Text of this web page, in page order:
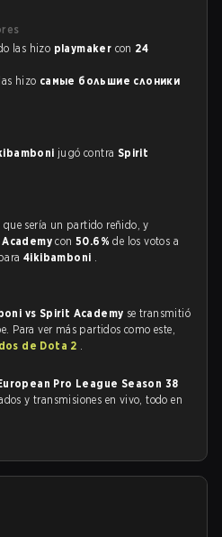
las hizo playmaker con 24
hizo самые большие слоники
jugó contra Spirit
que sería un partido reñido, y
con50.6%de los votos a
4ikibamboni .
vs Spirit Academy se transmitió
Para ver más partidos como este,
de Dota 2 .
Pro League Season 38
y transmisiones en vivo, todo en